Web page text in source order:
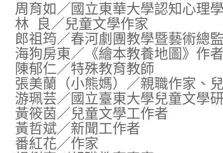
周育如／國立東華大學認知心理
林 良／兒童文學作家
郎祖筠／春河劇團教學暨藝術總
海狗房東／《繪本教養地圖》作
陳郁仁／特殊教育教師
張美蘭（小熊媽）／親職作家、
游珮芸／國立臺東大學兒童文學
黃筱茵／兒童文學工作者
黃哲斌／新聞工作者
番紅花／作家